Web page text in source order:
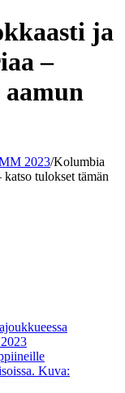
ja
–
2023/Kolumbia
tulokset tämän
Kuva: